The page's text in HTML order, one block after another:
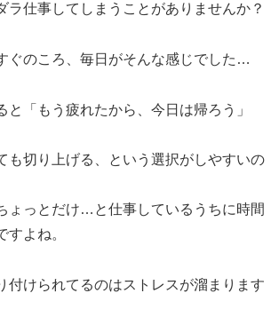
ラ仕事してしまうことがありませんか？
ぐのころ、毎日がそんな感じでした…
と「もう疲れたから、今日は帰ろう」
も切り上げる、という選択がしやすいの
ょっとだけ…と仕事しているうちに時間
すよね。
付けられてるのはストレスが溜まります